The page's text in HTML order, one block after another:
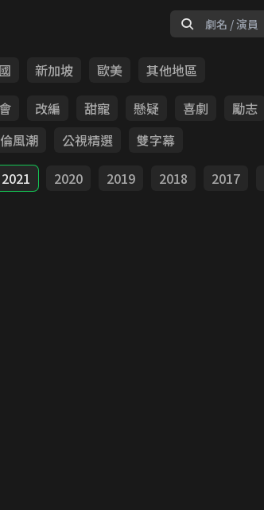
新加坡 歐美
其他地區
改編 甜寵 懸疑 喜劇 勵志
風潮 公視精選
雙字幕
2021 2020 2019 2018 2017